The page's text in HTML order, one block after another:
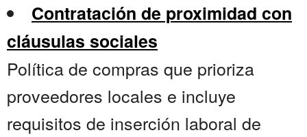
Contratación de proximidad con
cláusulas sociales
Política de compras que prioriza
proveedores locales e incluye
requisitos de inserción laboral de